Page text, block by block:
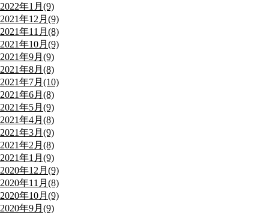
2022年1月(9)
2021年12月(9)
2021年11月(8)
2021年10月(9)
2021年9月(9)
2021年8月(8)
2021年7月(10)
2021年6月(8)
2021年5月(9)
2021年4月(8)
2021年3月(9)
2021年2月(8)
2021年1月(9)
2020年12月(9)
2020年11月(8)
2020年10月(9)
2020年9月(9)